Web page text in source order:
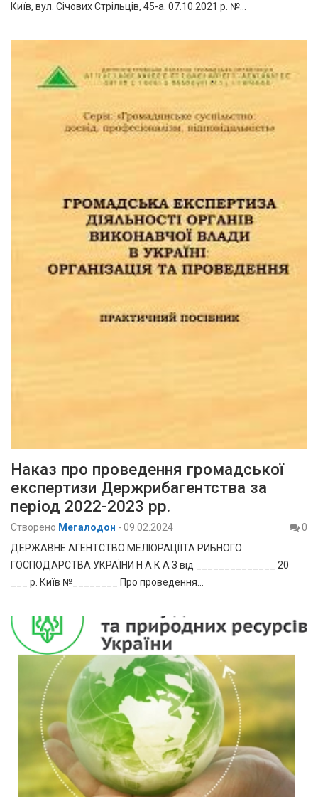
Київ, вул. Січових Стрільців, 45-а. 07.10.2021 р. №…
Наказ про проведення громадської
експертизи Держрибагентства за
період 2022-2023 рр.
Створено Мегалодон - 09.02.2024
0
ДЕРЖАВНЕ АГЕНТСТВО МЕЛІОРАЦІЇТА РИБНОГО
ГОСПОДАРСТВА УКРАЇНИ Н А К А З від ______________ 20
___ р. Київ №________ Про проведення…